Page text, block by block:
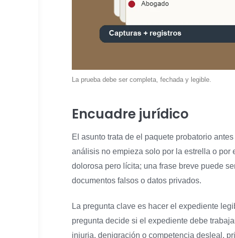
La prueba debe ser completa, fechada y legible.
Encuadre jurídico
El asunto trata de el paquete probatorio
análisis no empieza solo por la estrella o
dolorosa pero lícita; una frase breve puede
documentos falsos o datos privados.
La pregunta clave es hacer el expediente
pregunta decide si el expediente debe
injuria, denigración o competencia desleal,